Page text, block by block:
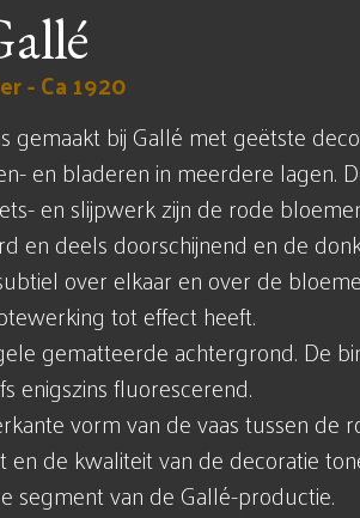
- Ca 1920
gemaakt bij Gallé met geëtste
en bladeren in meerdere lagen.
en slijpwerk zijn de rode
en deels doorschijnend en de
over elkaar en over de
tot effect heeft.
gematteerde achtergrond. De
enigszins fluorescerend.
vorm van de vaas tussen de
en de kwaliteit van de decoratie
segment van de Gallé-productie.